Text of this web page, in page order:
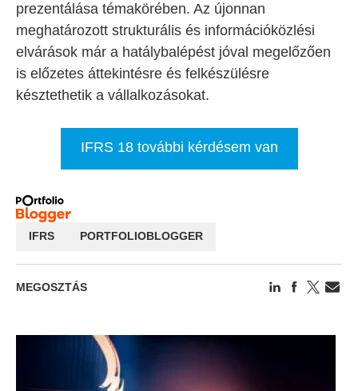
prezentálása témakörében. Az újonnan
meghatározott strukturális és információközlési
elvárások már a hatálybalépést jóval megelőzően
is előzetes áttekintésre és felkészülésre
késztethetik a vállalkozásokat.
IFRS 18 további kérdésem van
IFRS PORTFOLIOBLOGGER
MEGOSZTÁS